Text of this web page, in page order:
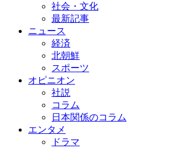
社会・文化
最新記事
ニュース
経済
北朝鮮
スポーツ
オピニオン
社説
コラム
日本関係のコラム
エンタメ
ドラマ